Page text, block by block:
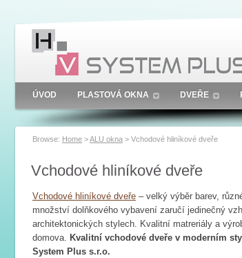
ÚVOD PLASTOVÁ OKNA DVEŘE
Browse: Home >ALU okna > Vchodové hliníkové dveře
Vchodové hliníkové dveře
Vchodové hliníkové dveře – velký výběr barev,
množství dolňkového vybavení zaručí jedinečný
architektonických stylech. Kvalitní matreriály a
domova. Kvalitní vchodové dveře v moderním
System Plus s.r.o.